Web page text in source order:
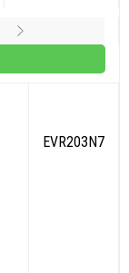
EVR203N7